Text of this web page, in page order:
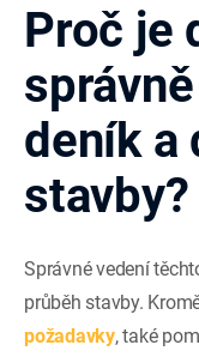
Proč je
deník a
stavby?
Správné vedení
průběh stavby.
požadavky, také